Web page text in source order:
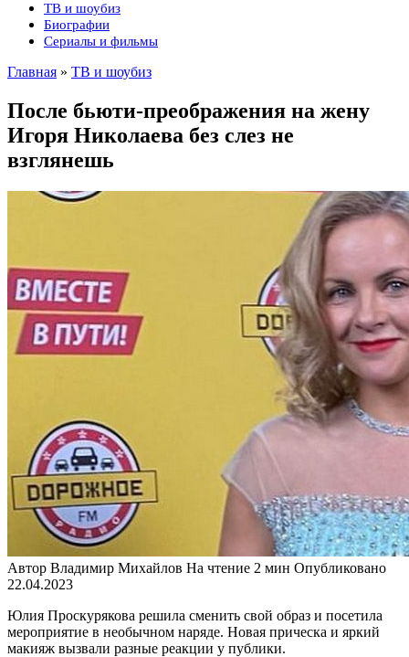
ТВ и шоубиз
Биографии
Сериалы и фильмы
Главная » ТВ и шоубиз
После бьюти-преображения на жену
Игоря Николаева без слез не
взглянешь
Автор Владимир Михайлов На чтение 2 мин Опубликовано
22.04.2023
Юлия Проскурякова решила сменить свой образ и посетила
мероприятие в необычном наряде. Новая прическа и яркий
макияж вызвали разные реакции у публики.